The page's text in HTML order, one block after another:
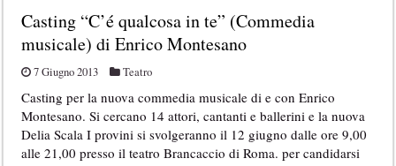
Casting “C’é qualcosa in te” (Commedia
musicale) di Enrico Montesano
7 Giugno 2013 Teatro
Casting per la nuova commedia musicale di e con Enrico
Montesano. Si cercano 14 attori, cantanti e ballerini e la nuova
Delia Scala I provini si svolgeranno il 12 giugno dalle ore 9,00
alle 21,00 presso il teatro Brancaccio di Roma. per candidarsi